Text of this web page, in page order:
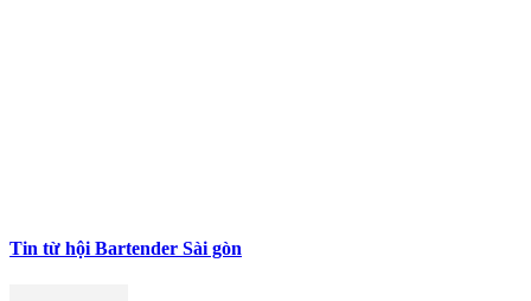
Tin từ hội Bartender Sài gòn